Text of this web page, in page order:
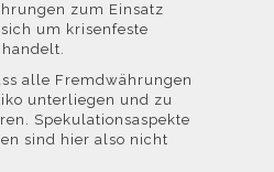
zum Einsatz
um krisenfeste
alle Fremdwährungen
unterliegen und zu
Spekulationsaspekte
sind hier also nicht